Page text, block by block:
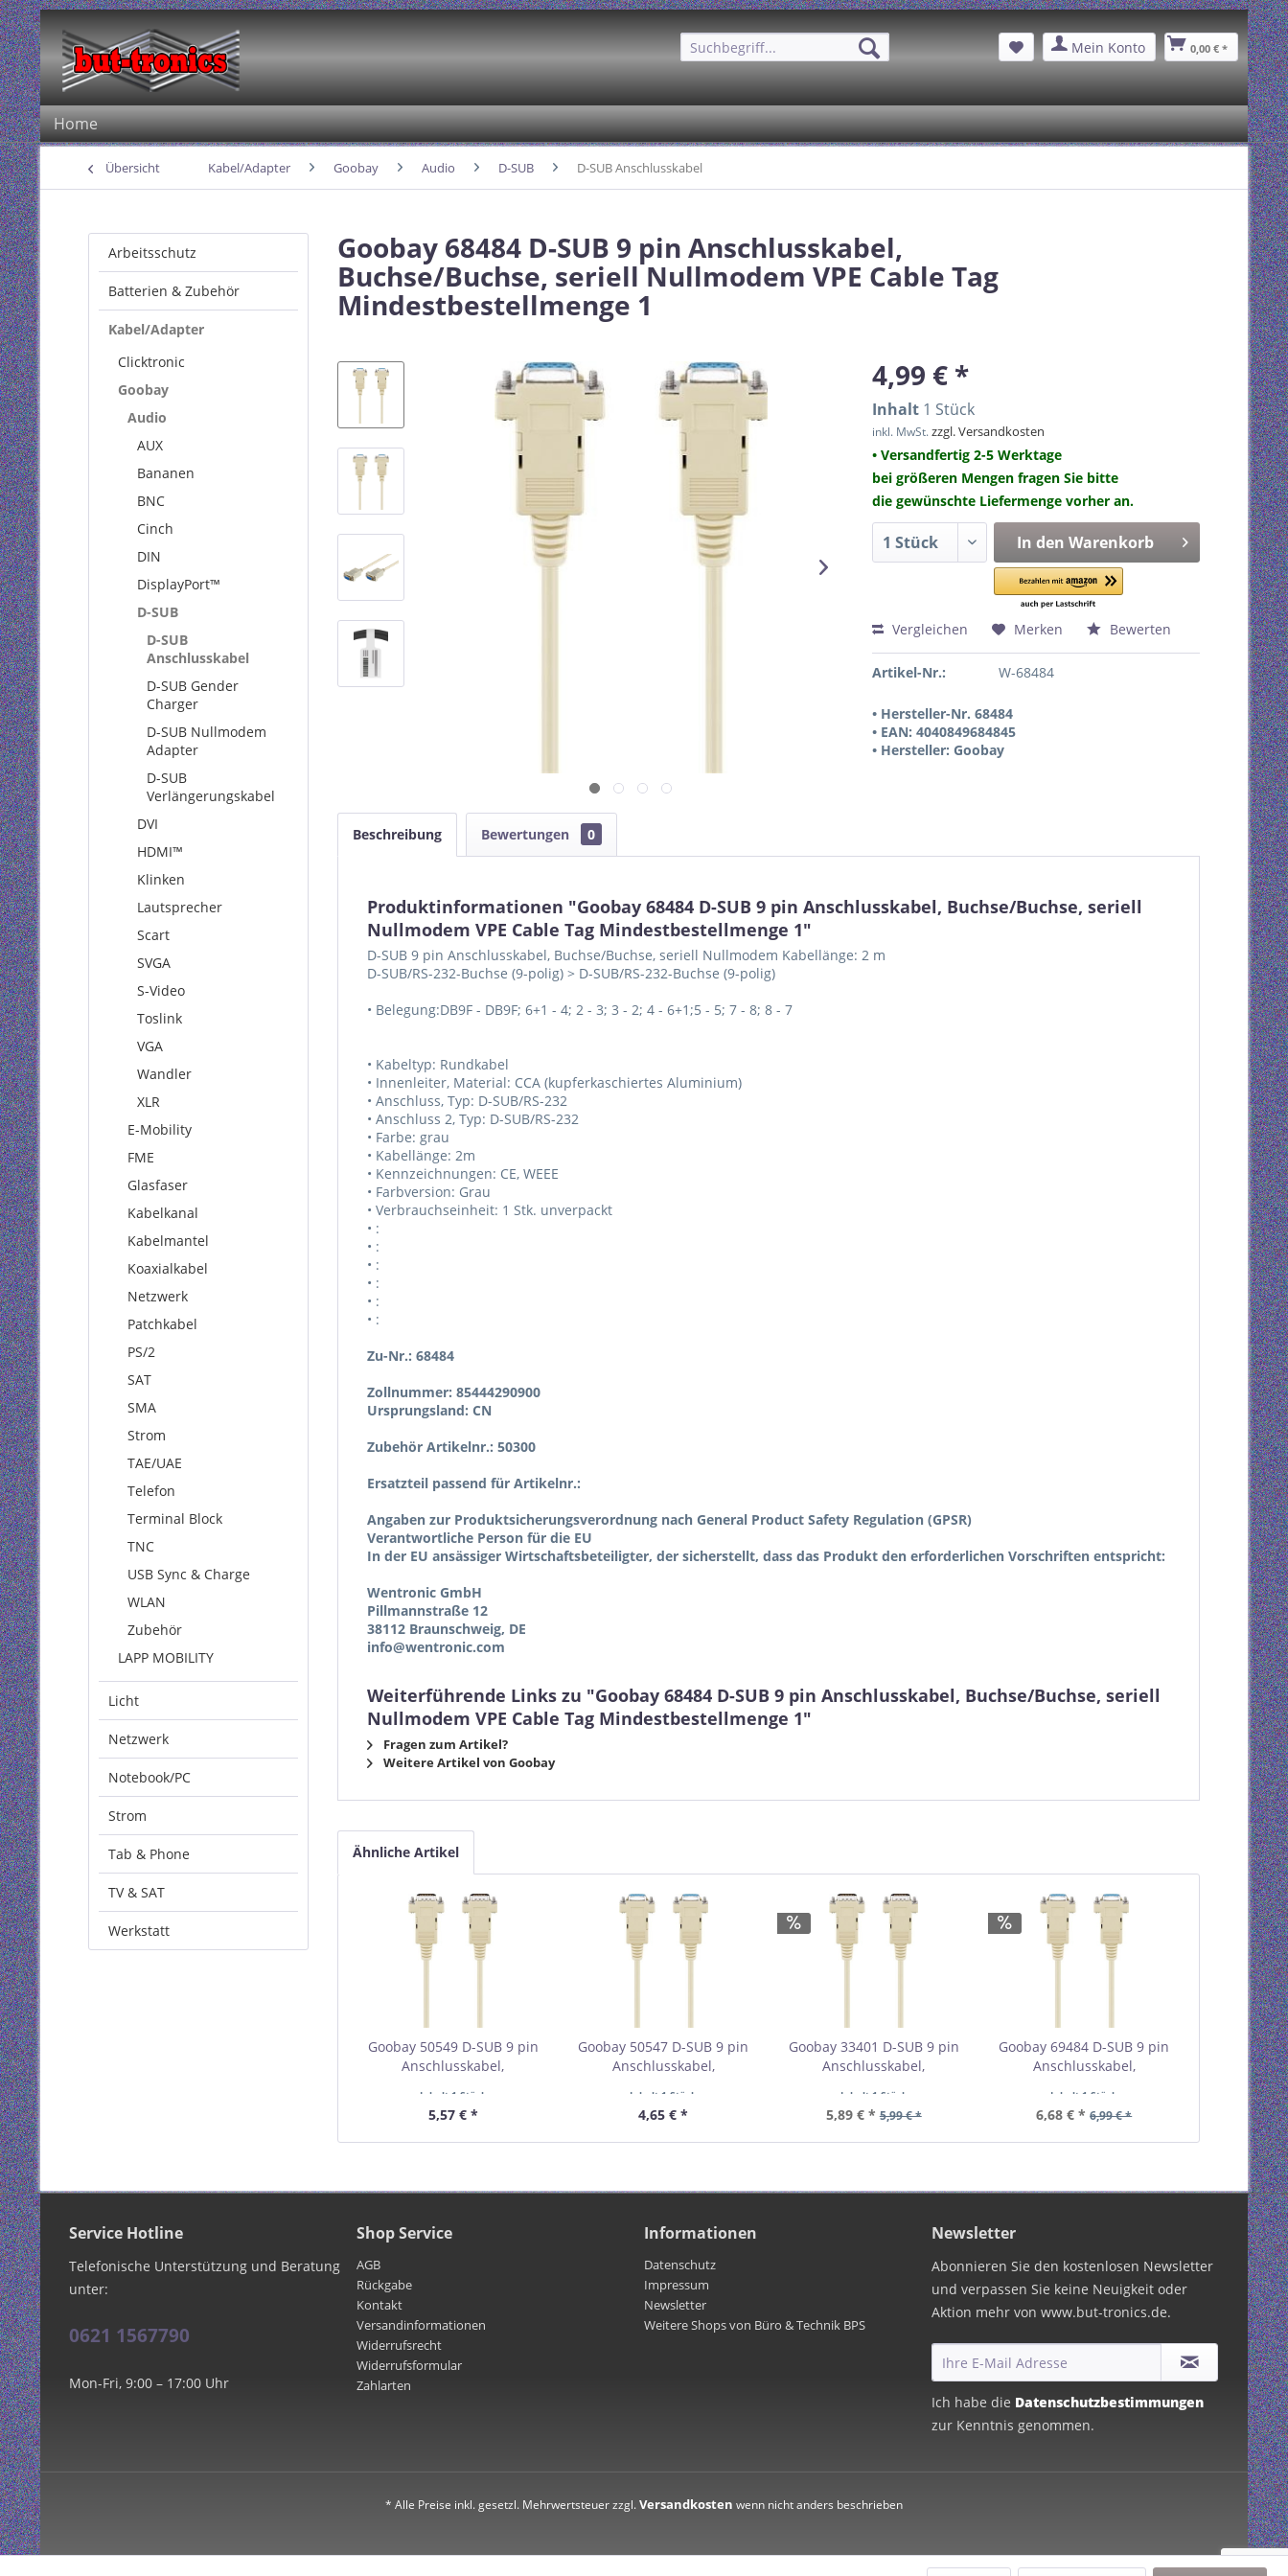
Mein Konto 0,00 € *
Home
Übersicht Kabel/Adapter Goobay Audio D-SUB D-SUB Anschlusskabel
Arbeitsschutz
Batterien & Zubehör
Kabel/Adapter
Clicktronic
Goobay
Audio
AUX
Bananen
BNC
Cinch
DIN
DisplayPort™
D-SUB
D-SUB
Anschlusskabel
D-SUB Gender
Charger
D-SUB Nullmodem
Adapter
D-SUB
Verlängerungskabel
DVI
HDMI™
Klinken
Lautsprecher
Scart
SVGA
S-Video
Toslink
VGA
Wandler
XLR
E-Mobility
FME
Glasfaser
Kabelkanal
Kabelmantel
Koaxialkabel
Netzwerk
Patchkabel
PS/2
SAT
SMA
Strom
TAE/UAE
Telefon
Terminal Block
TNC
USB Sync & Charge
WLAN
Zubehör
LAPP MOBILITY
Licht
Netzwerk
Notebook/PC
Strom
Tab & Phone
TV & SAT
Werkstatt
Goobay 68484 D-SUB 9 pin Anschlusskabel,
Buchse/Buchse, seriell Nullmodem VPE Cable Tag
Mindestbestellmenge 1
4,99 € *
Inhalt 1 Stück
inkl. MwSt.zzgl. Versandkosten
• Versandfertig 2-5 Werktage
bei größeren Mengen fragen Sie bitte
die gewünschte Liefermenge vorher an.
In den Warenkorb
Vergleichen Merken Bewerten
Artikel-Nr.: W-68484
• Hersteller-Nr. 68484
• EAN: 4040849684845
• Hersteller: Goobay
Beschreibung Bewertungen 0
Produktinformationen "Goobay 68484 D-SUB 9 pin Anschlusskabel, Buchse/Buchse, seriell
Nullmodem VPE Cable Tag Mindestbestellmenge 1"
D-SUB 9 pin Anschlusskabel, Buchse/Buchse, seriell Nullmodem Kabellänge: 2 m
D-SUB/RS-232-Buchse (9-polig) > D-SUB/RS-232-Buchse (9-polig)
• Belegung:DB9F - DB9F; 6+1 - 4; 2 - 3; 3 - 2; 4 - 6+1;5 - 5; 7 - 8; 8 - 7
• Kabeltyp: Rundkabel
• Innenleiter, Material: CCA (kupferkaschiertes Aluminium)
• Anschluss, Typ: D-SUB/RS-232
• Anschluss 2, Typ: D-SUB/RS-232
• Farbe: grau
• Kabellänge: 2m
• Kennzeichnungen: CE, WEEE
• Farbversion: Grau
• Verbrauchseinheit: 1 Stk. unverpackt
• :
• :
• :
• :
• :
• :
Zu-Nr.: 68484
Zollnummer: 85444290900
Ursprungsland: CN
Zubehör Artikelnr.: 50300
Ersatzteil passend für Artikelnr.:
Angaben zur Produktsicherungsverordnung nach General Product Safety Regulation (GPSR)
Verantwortliche Person für die EU
In der EU ansässiger Wirtschaftsbeteiligter, der sicherstellt, dass das Produkt den erforderlichen Vorschriften entspricht:
Wentronic GmbH
Pillmannstraße 12
38112 Braunschweig, DE
info@wentronic.com
Weiterführende Links zu "Goobay 68484 D-SUB 9 pin Anschlusskabel, Buchse/Buchse, seriell
Nullmodem VPE Cable Tag Mindestbestellmenge 1"
Fragen zum Artikel?
Weitere Artikel von Goobay
Ähnliche Artikel
Goobay 50549 D-SUB 9 pin
Anschlusskabel,
Mindestbestellmenge 1
Inhalt 1 Stück
5,57 € *
Goobay 50547 D-SUB 9 pin
Anschlusskabel,
Mindestbestellmenge 1
Inhalt 1 Stück
4,65 € *
Goobay 33401 D-SUB 9 pin
Anschlusskabel,
Mindestbestellmenge 1
Inhalt 1 Stück
5,89 € * 5,99 € *
Goobay 69484 D-SUB 9 pin
Anschlusskabel,
Mindestbestellmenge 1
Inhalt 1 Stück
6,68 € * 6,99 € *
Service Hotline
Telefonische Unterstützung und Beratung
unter:
0621 1567790
Mon-Fri, 9:00 – 17:00 Uhr
Shop Service
AGB
Rückgabe
Kontakt
Versandinformationen
Widerrufsrecht
Widerrufsformular
Zahlarten
Informationen
Datenschutz
Impressum
Newsletter
Weitere Shops von Büro & Technik BPS
Newsletter
Abonnieren Sie den kostenlosen Newsletter
und verpassen Sie keine Neuigkeit oder
Aktion mehr von www.but-tronics.de.
Ich habe die Datenschutzbestimmungen
zur Kenntnis genommen.
* Alle Preise inkl. gesetzl. Mehrwertsteuer zzgl.Versandkosten wenn nicht anders beschrieben